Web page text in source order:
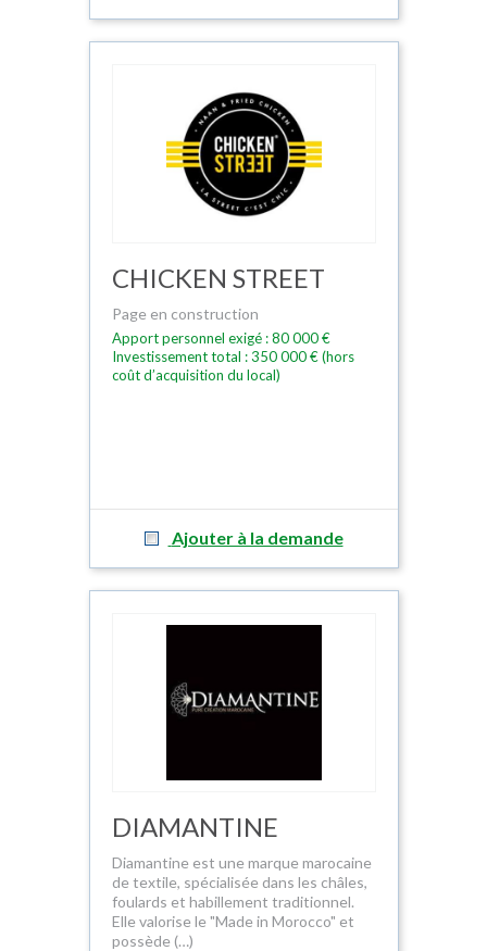
CHICKEN STREET
Page en construction
Apport personnel exigé : 80 000 €
Investissement total : 350 000 € (hors
coût d’acquisition du local)
Ajouter à la demande
DIAMANTINE
Diamantine est une marque marocaine
de textile, spécialisée dans les châles,
foulards et habillement traditionnel.
Elle valorise le "Made in Morocco" et
possède (…)